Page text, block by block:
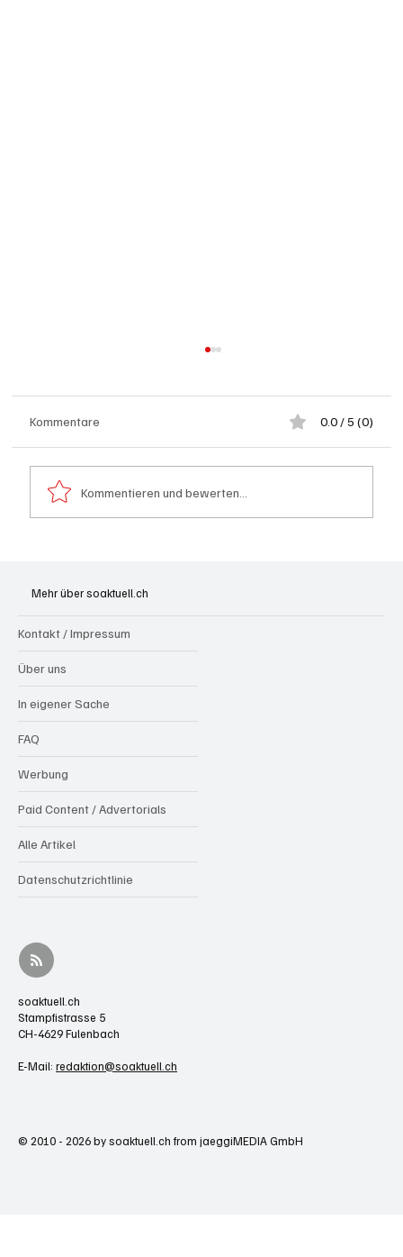
gesucht)
Kommentare 0.0 / 5 (0)
Kommentieren und bewerten...
Mehr über soaktuell.ch
Kontakt / Impressum
Über uns
In eigener Sache
FAQ
Werbung
Paid Content / Advertorials
Alle Artikel
Datenschutzrichtlinie
soaktuell.ch
Stampfistrasse 5
CH-4629 Fulenbach
E-Mail: redaktion@soaktuell.ch
© 2010 - 2026 by soaktuell.ch from jaeggiMEDIA GmbH